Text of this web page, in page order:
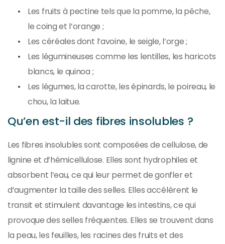
Les fruits à pectine tels que la pomme, la pêche,
le coing et l’orange ;
Les céréales dont l’avoine, le seigle, l’orge ;
Les légumineuses comme les lentilles, les haricots
blancs, le quinoa ;
Les légumes, la carotte, les épinards, le poireau, le
chou, la laitue.
Qu’en est-il des fibres insolubles ?
Les fibres insolubles sont composées de cellulose, de
lignine et d’hémicellulose. Elles sont hydrophiles et
absorbent l’eau, ce qui leur permet de gonfler et
d’augmenter la taille des selles. Elles accélèrent le
transit et stimulent davantage les intestins, ce qui
provoque des selles fréquentes. Elles se trouvent dans
la peau, les feuilles, les racines des fruits et des